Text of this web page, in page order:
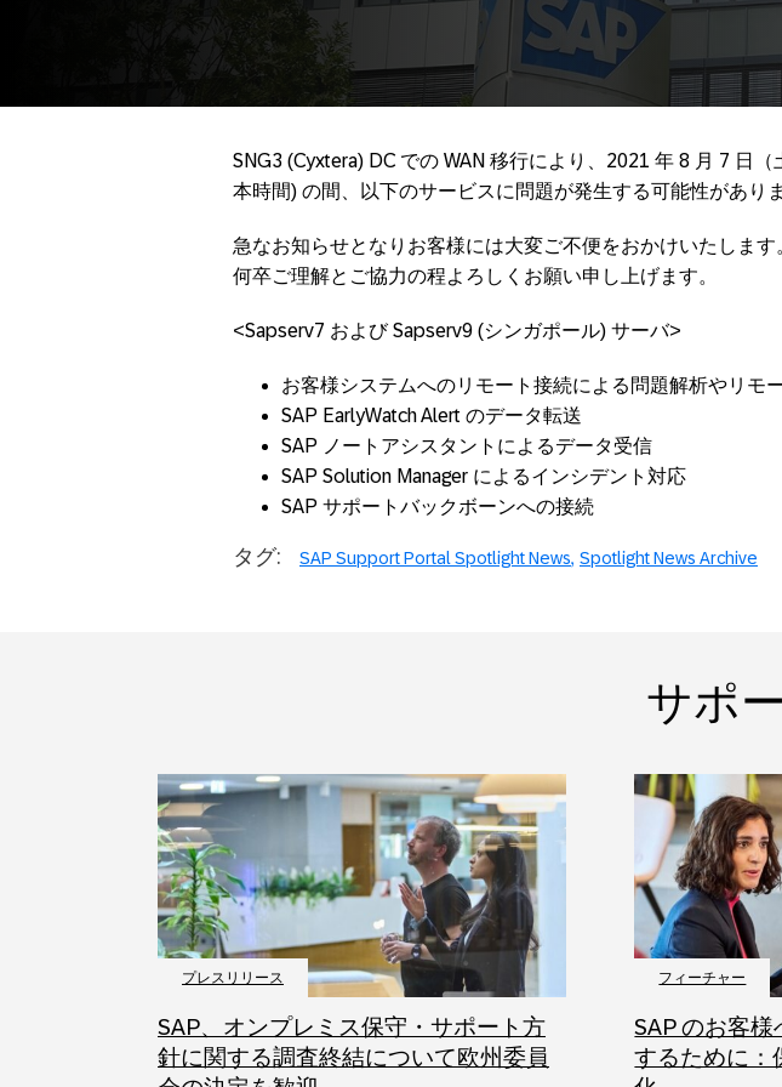
SNG3 (Cyxtera) DC での WAN 移行により、2021 年 8 月 7 日（
本時間) の間、以下のサービスに問題が発生する可能性がありま
急なお知らせとなりお客様には大変ご不便をおかけいたします
何卒ご理解とご協力の程よろしくお願い申し上げます。
<Sapserv7 および Sapserv9 (シンガポール) サーバ>
お客様システムへのリモート接続による問題解析やリモ
SAP EarlyWatch Alert のデータ転送
SAP ノートアシスタントによるデータ受信
SAP Solution Manager によるインシデント対応
SAP サポートバックボーンへの接続
タグ: SAP Support Portal Spotlight News Spotlight News Archive
サポ
プレスリリース
SAP、オンプレミス保守・サポート方
針に関する調査終結について欧州委員
フィーチャー
SAP のお客
するために：